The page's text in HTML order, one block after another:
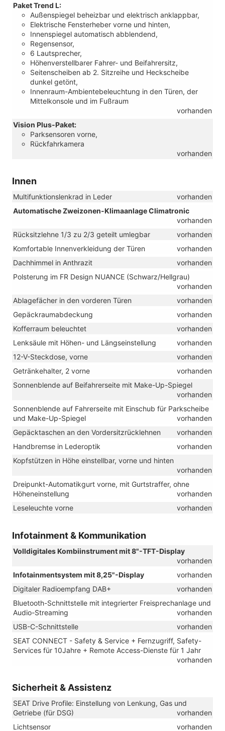
Paket Trend L:
Außenspiegel beheizbar und elektrisch anklappbar,
Elektrische Fensterheber vorne und hinten,
Innenspiegel automatisch abblendend,
Regensensor,
6 Lautsprecher,
Höhenverstellbarer Fahrer- und Beifahrersitz,
Seitenscheiben ab 2. Sitzreihe und Heckscheibe
dunkel getönt,
Innenraum-Ambientebeleuchtung in den Türen, der
Mittelkonsole und im Fußraum
vorhanden
Vision Plus-Paket:
Parksensoren vorne,
Rückfahrkamera
vorhanden
Innen
Multifunktionslenkrad in Leder
vorhanden
Automatische Zweizonen-Klimaanlage Climatronic
vorhanden
Rücksitzlehne 1/3 zu 2/3 geteilt umlegbar
vorhanden
Komfortable Innenverkleidung der Türen
vorhanden
Dachhimmel in Anthrazit
vorhanden
Polsterung im FR Design NUANCE (Schwarz/Hellgrau)
vorhanden
Ablagefächer in den vorderen Türen
vorhanden
Gepäckraumabdeckung
vorhanden
Kofferraum beleuchtet
vorhanden
Lenksäule mit Höhen- und Längseinstellung
vorhanden
12-V-Steckdose, vorne
vorhanden
Getränkehalter, 2 vorne
vorhanden
Sonnenblende auf Beifahrerseite mit Make-Up-Spiegel
vorhanden
Sonnenblende auf Fahrerseite mit Einschub für Parkscheibe
und Make-Up-Spiegel
vorhanden
Gepäcktaschen an den Vordersitzrücklehnen
vorhanden
Handbremse in Lederoptik
vorhanden
Kopfstützen in Höhe einstellbar, vorne und hinten
vorhanden
Dreipunkt-Automatikgurt vorne, mit Gurtstraffer, ohne
Höheneinstellung
vorhanden
Leseleuchte vorne
vorhanden
Infotainment & Kommunikation
Volldigitales Kombiinstrument mit 8"-TFT-Display
vorhanden
Infotainmentsystem mit 8,25"-Display
vorhanden
Digitaler Radioempfang DAB+
vorhanden
Bluetooth-Schnittstelle mit integrierter Freisprechanlage und
Audio-Streaming
vorhanden
USB-C-Schnittstelle
vorhanden
SEAT CONNECT - Safety & Service + Fernzugriff, Safety-
Services für 10Jahre + Remote Access-Dienste für 1 Jahr
vorhanden
Sicherheit & Assistenz
SEAT Drive Profile: Einstellung von Lenkung, Gas und
Getriebe (für DSG)
vorhanden
Lichtsensor
vorhanden